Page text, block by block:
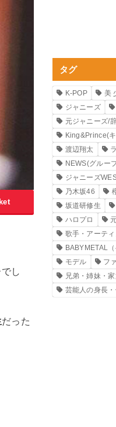
し
だった
タグ
K-POP 美
ジャニーズ
元ジャニーズ/
King&Prince(
渡辺翔太
NEWS(グルー
ジャニーズ
乃木坂46
坂道研修生
ハロプロ
歌手・アーティ
BABYMETAL
モデル
フ
兄弟・姉妹・
芸能人の身長